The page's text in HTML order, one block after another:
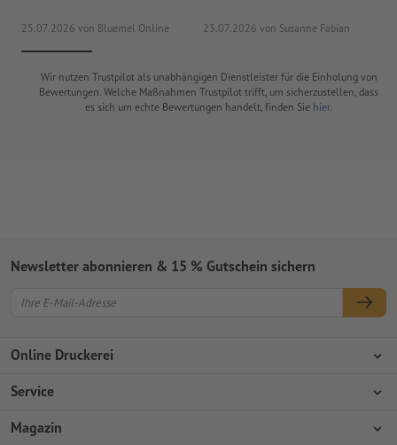
25.07.2026 von Bluemel Online 23.07.2026 von Susanne Fabian
Wir nutzen Trustpilot als unabhängigen Dienstleister für die Einholung von
Bewertungen. Welche Maßnahmen Trustpilot trifft, um sicherzustellen, dass
es sich um echte Bewertungen handelt, finden Sie hier.
Online Druckerei
Über Onlineprinters
Presse
Service
Zahlungsarten
Magazin
Newsletter abonnieren & 15 % Gutschein sichern